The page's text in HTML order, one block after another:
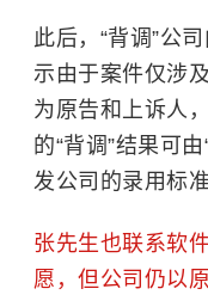
此后，“背调”公
示由于案件仅涉及
为原告和上诉人
的“背调”结果可
发公司的录用标准
张先生也联系软
愿，但公司仍以